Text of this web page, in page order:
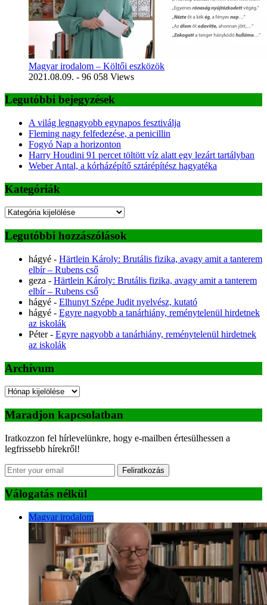
Magyar irodalom – Költői eszközök
2021.08.09. - 96 058 Views
Legutóbbi bejegyzések
A világ legnagyobb egynapos fesztiválja
Fleming nagy felfedezése, a penicillin
Fogyó Nap a horizonton
Harry Houdini 91 percet töltött víz alatt egy lezárt tartályban
Weber Antal, a kórházépítő sztárépítész hagyatéka
Kategóriák
Kategóriák
Legutóbbi hozzászólások
hágyé - Härtlein Károly: Brutális fizika, avagy amit a tanterem
elbír – Rubens cső
geza - Härtlein Károly: Brutális fizika, avagy amit a tanterem
elbír – Rubens cső
hágyé - Elhunyt Szépe Judit nyelvész, kutató
hágyé - Egyre nagyobb a tanárhiány, reménytelenül hirdetnek
az iskolák
Péter- Egyre nagyobb a tanárhiány, reménytelenül hirdetnek
az iskolák
Archívum
Archívum
Maradjon kapcsolatban
Iratkozzon fel hírlevelünkre, hogy e-mailben értesülhessen a
legfrissebb hírekről!
Feliratkozás
Válogatás nélkül
Magyar irodalom